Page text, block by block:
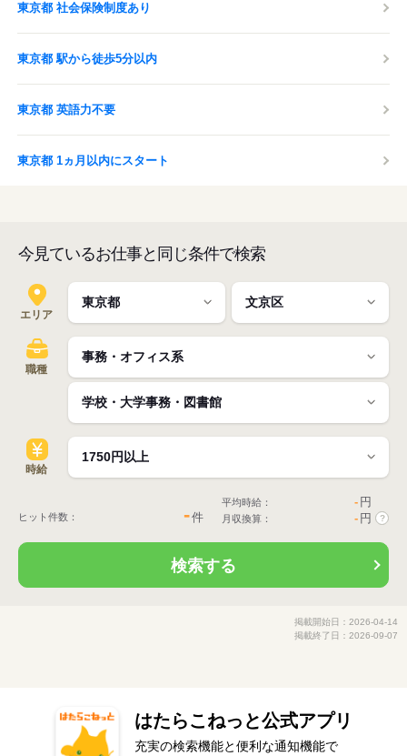
東京都 社会保険制度あり
東京都 駅から徒歩5分以内
東京都 英語力不要
東京都 1ヵ月以内にスタート
今見ているお仕事と同じ条件で検索
エリア
職種
時給
ヒット件数： -件
平均時給： - 円
月収換算： - 円 ?
検索する
掲載開始日：2026-04-14
掲載終了日：2026-09-07
はたらこねっと公式アプリ
充実の検索機能と便利な通知機能で